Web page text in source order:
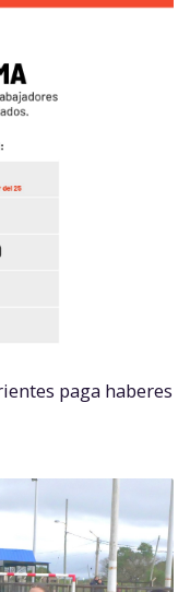
paga haberes